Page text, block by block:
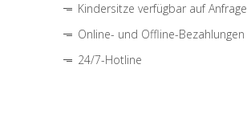
Kindersitze verfügbar auf Anfrage
Online- und Offline-Bezahlungen
24/7-Hotline